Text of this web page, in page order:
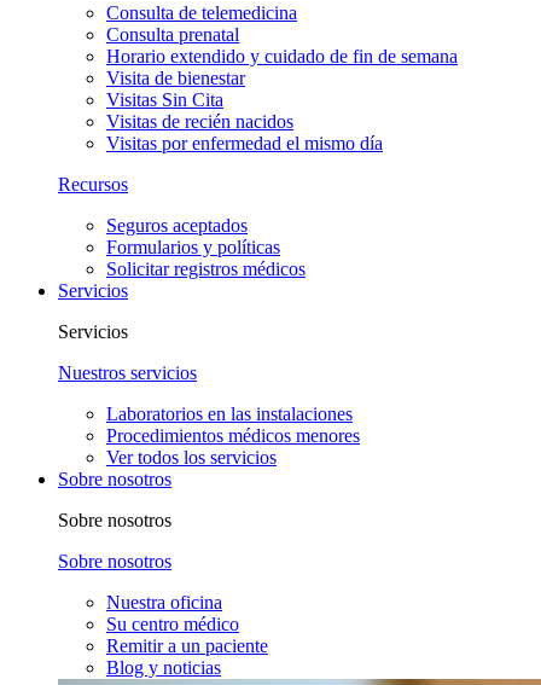
Consulta de telemedicina
Consulta prenatal
Horario extendido y cuidado de fin de semana
Visita de bienestar
Visitas Sin Cita
Visitas de recién nacidos
Visitas por enfermedad el mismo día
Recursos
Seguros aceptados
Formularios y políticas
Solicitar registros médicos
Servicios
Servicios
Nuestros servicios
Laboratorios en las instalaciones
Procedimientos médicos menores
Ver todos los servicios
Sobre nosotros
Sobre nosotros
Sobre nosotros
Nuestra oficina
Su centro médico
Remitir a un paciente
Blog y noticias